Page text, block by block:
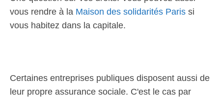
vous rendre à la Maison des solidarités Paris si
vous habitez dans la capitale.
Certaines entreprises publiques disposent aussi de
leur propre assurance sociale. C'est le cas par